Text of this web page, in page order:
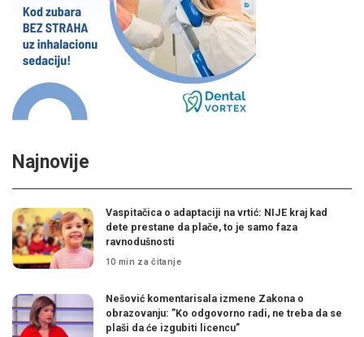
Najnovije
Vaspitačica o adaptaciji na vrtić: NIJE kraj kad
dete prestane da plače, to je samo faza
ravnodušnosti
10 min za čitanje
Nešović komentarisala izmene Zakona o
obrazovanju: ”Ko odgovorno radi, ne treba da se
plaši da će izgubiti licencu”